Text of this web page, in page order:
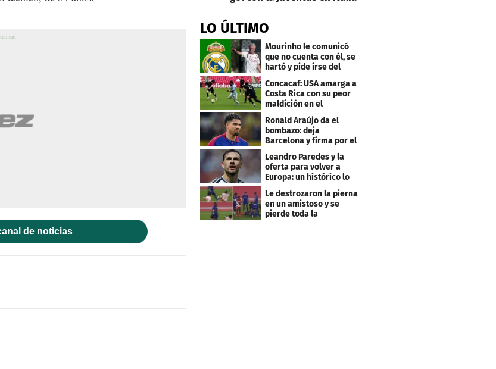
de noticias
LO ÚLTIMO
Mourinho le comunicó
que no cuenta con él, se
hartó y pide irse del
Concacaf: USA amarga a
Costa Rica con su peor
maldición en el
premundial Sub-20
Ronald Araújo da el
bombazo: deja
Barcelona y firma por el
club menos pensado
Leandro Paredes y la
oferta para volver a
Europa: un histórico lo
Le destrozaron la pierna
en un amistoso y se
pierde toda la